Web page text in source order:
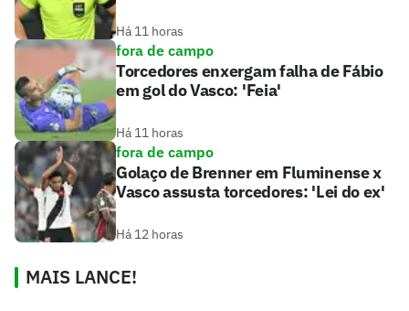
Há 11 horas
fora de campo
Torcedores enxergam falha de Fábio
em gol do Vasco: 'Feia'
Há 11 horas
fora de campo
Golaço de Brenner em Fluminense x
Vasco assusta torcedores: 'Lei do ex'
Há 12 horas
MAIS LANCE!